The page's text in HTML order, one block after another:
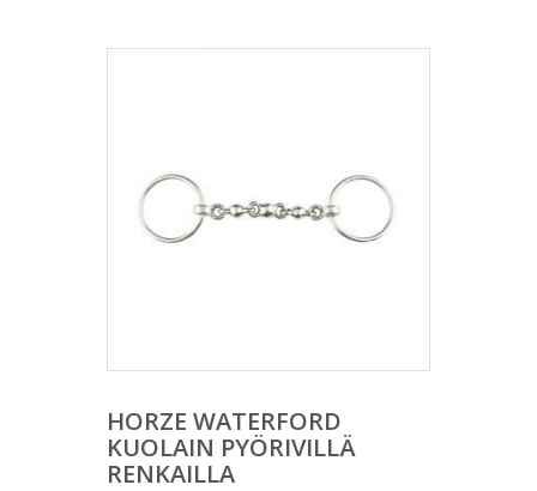
HORZE WATERFORD
KUOLAIN PYÖRIVILLÄ
RENKAILLA